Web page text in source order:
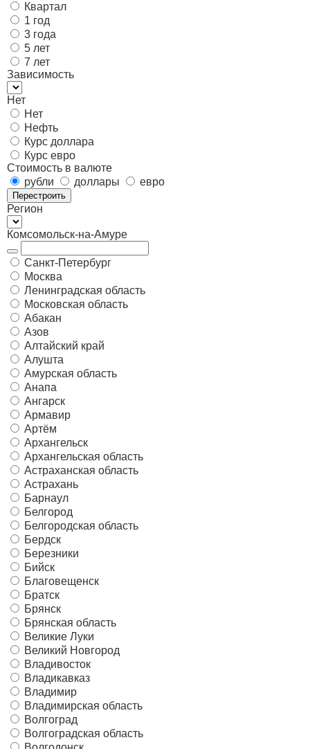
Квартал
1 год
3 года
5 лет
7 лет
Зависимость
Нет
Нет
Нефть
Курс доллара
Курс евро
Стоимость в валюте
рубли
доллары евро
Перестроить
Регион
Комсомольск-на-Амуре
Санкт-Петербург
Москва
Ленинградская область
Московская область
Абакан
Азов
Алтайский край
Алушта
Амурская область
Анапа
Ангарск
Армавир
Артём
Архангельск
Архангельская область
Астраханская область
Астрахань
Барнаул
Белгород
Белгородская область
Бердск
Березники
Бийск
Благовещенск
Братск
Брянск
Брянская область
Великие Луки
Великий Новгород
Владивосток
Владикавказ
Владимир
Владимирская область
Волгоград
Волгоградская область